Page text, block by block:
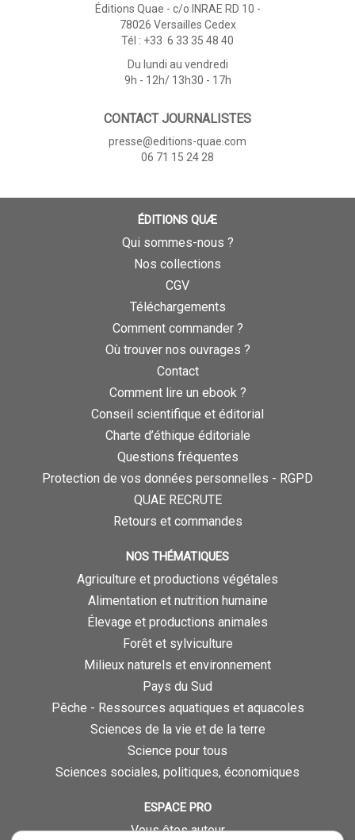
Éditions Quae - c/o INRAE RD 10 -
78026 Versailles Cedex
Tél : +33 6 33 35 48 40
Du lundi au vendredi
9h - 12h/ 13h30 - 17h
CONTACT JOURNALISTES
presse@editions-quae.com
06 71 15 24 28
ÉDITIONS QUÆ
Qui sommes-nous ?
Nos collections
CGV
Téléchargements
Comment commander ?
Où trouver nos ouvrages ?
Contact
Comment lire un ebook ?
Conseil scientifique et éditorial
Charte d’éthique éditoriale
Questions fréquentes
Protection de vos données personnelles - RGPD
QUAE RECRUTE
Retours et commandes
NOS THÉMATIQUES
Agriculture et productions végétales
Alimentation et nutrition humaine
Élevage et productions animales
Forêt et sylviculture
Milieux naturels et environnement
Pays du Sud
Pêche - Ressources aquatiques et aquacoles
Sciences de la vie et de la terre
Science pour tous
Sciences sociales, politiques, économiques
ESPACE PRO
Vous êtes auteur